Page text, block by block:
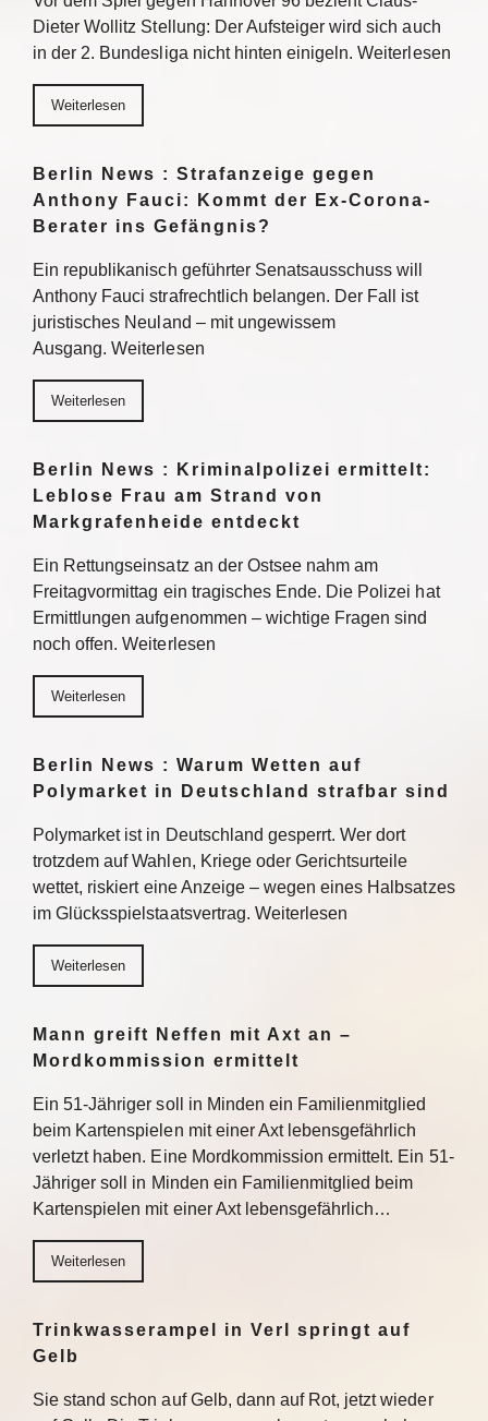
Dieter Wollitz Stellung: Der Aufsteiger wird sich auch
in der 2. Bundesliga nicht hinten einigeln. Weiterlesen
Weiterlesen
Berlin News : Strafanzeige gegen
Anthony Fauci: Kommt der Ex-Corona-
Berater ins Gefängnis?
Ein republikanisch geführter Senatsausschuss will
Anthony Fauci strafrechtlich belangen. Der Fall ist
juristisches Neuland – mit ungewissem
Ausgang. Weiterlesen
Weiterlesen
Berlin News : Kriminalpolizei ermittelt:
Leblose Frau am Strand von
Markgrafenheide entdeckt
Ein Rettungseinsatz an der Ostsee nahm am
Freitagvormittag ein tragisches Ende. Die Polizei hat
Ermittlungen aufgenommen – wichtige Fragen sind
noch offen. Weiterlesen
Weiterlesen
Berlin News : Warum Wetten auf
Polymarket in Deutschland strafbar sind
Polymarket ist in Deutschland gesperrt. Wer dort
trotzdem auf Wahlen, Kriege oder Gerichtsurteile
wettet, riskiert eine Anzeige – wegen eines Halbsatzes
im Glücksspielstaatsvertrag. Weiterlesen
Weiterlesen
Mann greift Neffen mit Axt an –
Mordkommission ermittelt
Ein 51-Jähriger soll in Minden ein Familienmitglied
beim Kartenspielen mit einer Axt lebensgefährlich
verletzt haben. Eine Mordkommission ermittelt. Ein 51-
Jähriger soll in Minden ein Familienmitglied beim
Kartenspielen mit einer Axt lebensgefährlich…
Weiterlesen
Trinkwasserampel in Verl springt auf
Gelb
Sie stand schon auf Gelb, dann auf Rot, jetzt wieder